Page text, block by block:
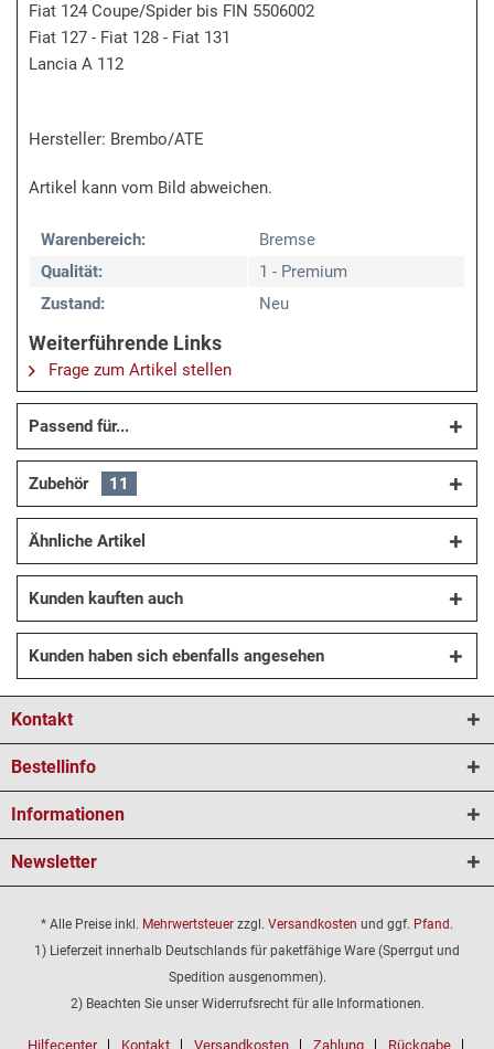
Fiat 124 Coupe/Spider bis FIN 5506002
Fiat 127 - Fiat 128 - Fiat 131
Lancia A 112
Hersteller: Brembo/ATE
Artikel kann vom Bild abweichen.
Warenbereich:
Bremse
Qualität:
1 - Premium
Zustand:
Neu
Weiterführende Links
Frage zum Artikel stellen
Passend für...
Zubehör 11
Ähnliche Artikel
Kunden kauften auch
Kunden haben sich ebenfalls angesehen
Kontakt
Bestellinfo
Informationen
Newsletter
* Alle Preise inkl. Mehrwertsteuer zzgl. Versandkosten und ggf. Pfand.
1) Lieferzeit innerhalb Deutschlands für paketfähige Ware (Sperrgut und
Spedition ausgenommen).
2) Beachten Sie unser Widerrufsrecht für alle Informationen.
Hilfecenter Kontakt Versandkosten Zahlung Rückgabe